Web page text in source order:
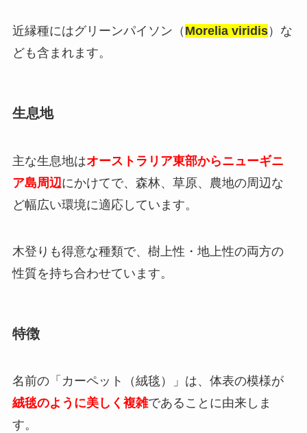
近縁種にはグリーンパイソン（ Morelia viridis）な
ども含まれます。
生息地
主な生息地はオーストラリア東部からニューギニ
ア島周辺にかけてで、森林、草原、農地の周辺な
ど幅広い環境に適応しています。
木登りも得意な種類で、樹上性・地上性の両方の
性質を持ち合わせています。
特徴
名前の「カーペット（絨毯）」は、体表の模様が
絨毯のように美しく複雑であることに由来しま
す。